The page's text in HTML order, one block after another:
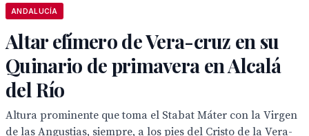
ANDALUCÍA
Altar efímero de Vera-cruz en su
Quinario de primavera en Alcalá
del Río
Altura prominente que toma el Stabat Máter con la Virgen
de las Angustias, siempre, a los pies del Cristo de la Vera-